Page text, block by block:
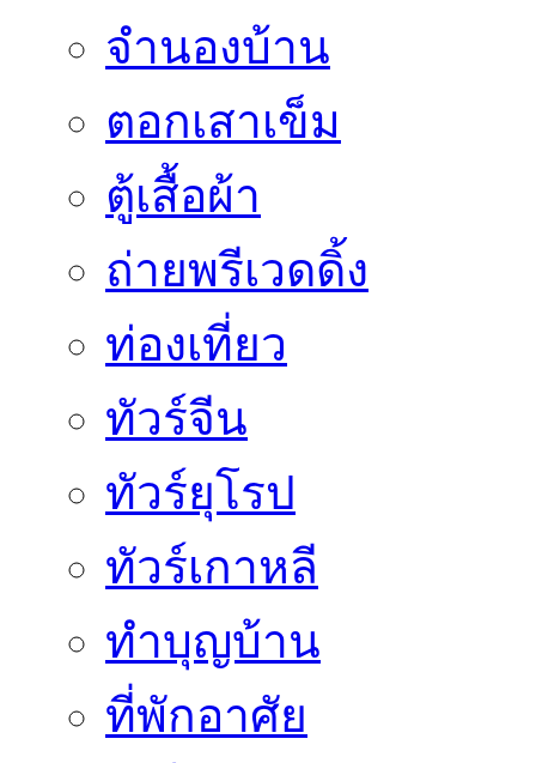
จำนองบ้าน
ตอกเสาเข็ม
ตู้เสื้อผ้า
ถ่ายพรีเวดดิ้ง
ท่องเที่ยว
ทัวร์จีน
ทัวร์ยุโรป
ทัวร์เกาหลี
ทำบุญบ้าน
ที่พักอาศัย